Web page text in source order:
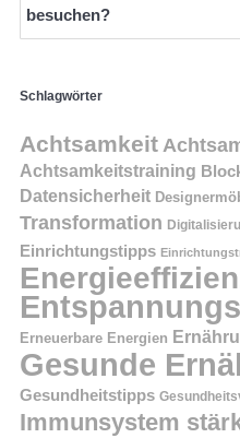
besuchen?
Schlagwörter
Achtsamkeit
Achtsamkeitstraining
Datensicherheit
Transformation
Einrichtungstipps
Erneuerbare Energien
Gesunde
Gesundheitstipps
Immunsystem